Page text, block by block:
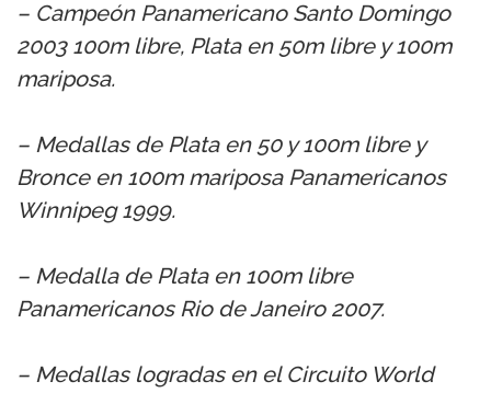
– Campeón Panamericano Santo Domingo
2003 100m libre, Plata en 50m libre y 100m
mariposa.
– Medallas de Plata en 50 y 100m libre y
Bronce en 100m mariposa Panamericanos
Winnipeg 1999.
– Medalla de Plata en 100m libre
Panamericanos Rio de Janeiro 2007.
– Medallas logradas en el Circuito World